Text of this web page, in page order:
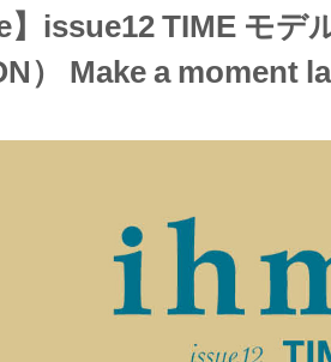
】issue12 TIME モデ
） Make a moment